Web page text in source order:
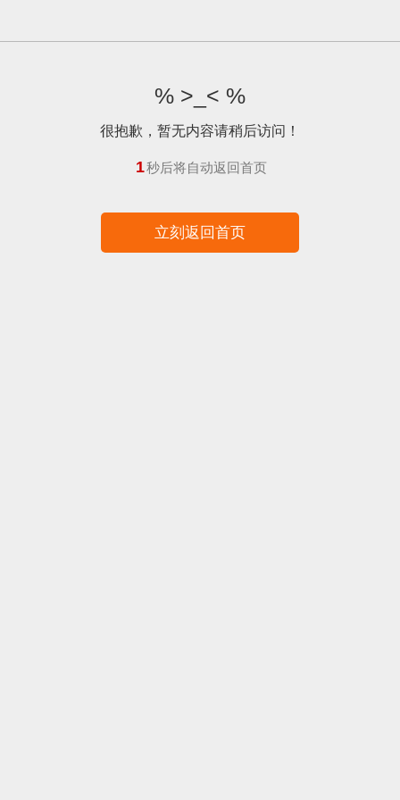
% >_< %
很抱歉，暂无内容请稍后访问！
1秒后将自动返回首页
立刻返回首页